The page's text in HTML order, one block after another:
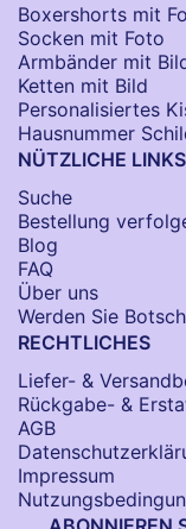
Boxershorts mit
Socken​ mit Foto
Armbänder mit
Ketten mit Bild
Personalisiertes
Hausnummer
NÜTZLICHE LINKS
Suche
Bestellung
Blog
FAQ
Über uns
Werden Sie
RECHTLICHES
Liefer- &
Rückgabe- &
AGB
Impressum